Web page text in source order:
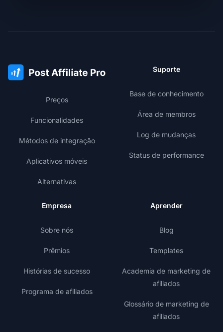
Preços
Funcionalidades
Métodos de integração
Aplicativos móveis
Alternativas
Suporte
Base de conhecimento
Área de membros
Log de mudanças
Status de performance
Empresa
Sobre nós
Prêmios
Histórias de sucesso
Programa de afiliados
Aprender
Blog
Templates
Academia de marketing de
afiliados
Glossário de marketing de
afiliados